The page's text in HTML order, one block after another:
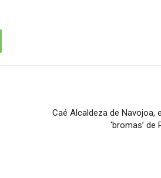
Caé Alcaldeza de Navojoa,
‘bromas’ de